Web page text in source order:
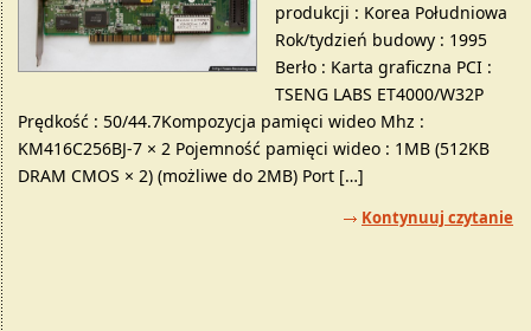
produkcji : Korea Południowa
Rok/tydzień budowy : 1995
Berło : Karta graficzna PCI :
TSENG LABS ET4000/W32P
Prędkość : 50/44.7Kompozycja pamięci wideo Mhz :
KM416C256BJ-7 × 2 Pojemność pamięci wideo : 1MB (512KB
DRAM CMOS × 2) (możliwe do 2MB) Port […]
Kontynuuj czytanie